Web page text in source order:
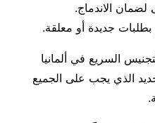
جديدة أو معلقة.
السريع في ألمانيا
الذي يجب على الجميع